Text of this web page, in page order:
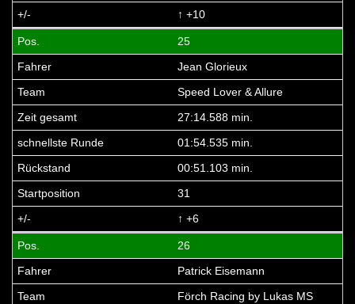
↑ +10
25
Jean Glorieux
Speed Lover & Allure
27:14.588 min.
01:54.535 min.
00:51.103 min.
31
↑ +6
26
Patrick Eisemann
Förch Racing by Lukas MS